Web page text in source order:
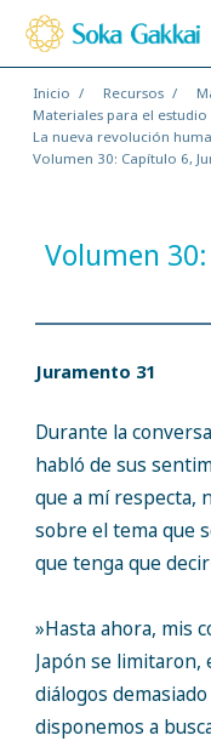
Inicio Recursos
Materiales para el
La nueva revolución
Volumen 30: Capítulo 6,
Volumen
Juramento 31
Durante la
habló de sus
que a mí respecta,
sobre el tema que
que tenga que
»Hasta ahora, mis
Japón se limitaron,
diálogos
disponemos a